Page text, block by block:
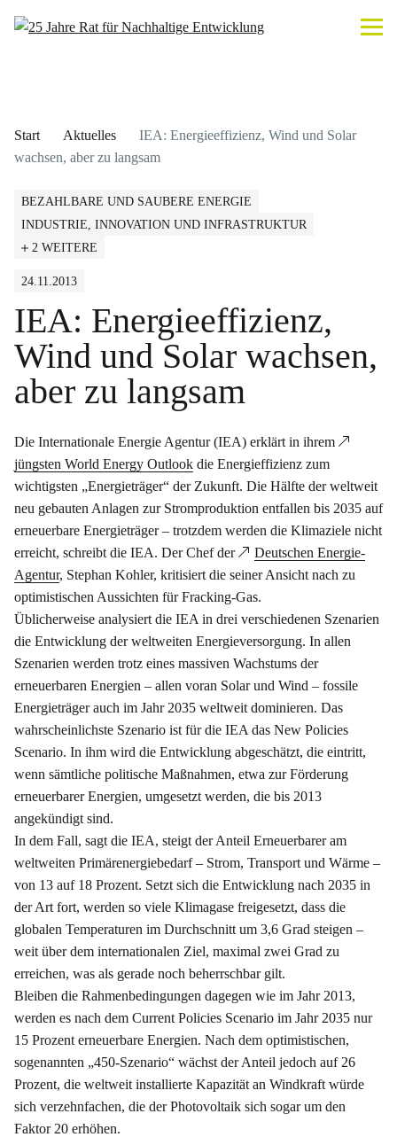
Start Aktuelles
IEA: Energieeffizienz, Wind und Solar
wachsen, aber zu langsam
BEZAHLBARE UND SAUBERE ENERGIE
INDUSTRIE, INNOVATION UND INFRASTRUKTUR
2 WEITERE
24.11.2013
IEA: Energieeffizienz,
Wind und Solar wachsen,
aber zu langsam
Die Internationale Energie Agentur (IEA) erklärt in ihrem
jüngsten World Energy Outlook die Energieffizienz zum
wichtigsten „Energieträger“ der Zukunft. Die Hälfte der weltweit
neu gebauten Anlagen zur Stromproduktion entfallen bis 2035 auf
erneuerbare Energieträger – trotzdem werden die Klimaziele nicht
erreicht, schreibt die IEA. Der Chef der
Deutschen Energie-
Agentur, Stephan Kohler, kritisiert die seiner Ansicht nach zu
optimistischen Aussichten für Fracking-Gas.
Üblicherweise analysiert die IEA in drei verschiedenen Szenarien
die Entwicklung der weltweiten Energieversorgung. In allen
Szenarien werden trotz eines massiven Wachstums der
erneuerbaren Energien – allen voran Solar und Wind – fossile
Energieträger auch im Jahr 2035 weltweit dominieren. Das
wahrscheinlichste Szenario ist für die IEA das New Policies
Scenario. In ihm wird die Entwicklung abgeschätzt, die eintritt,
wenn sämtliche politische Maßnahmen, etwa zur Förderung
erneuerbarer Energien, umgesetzt werden, die bis 2013
angekündigt sind.
In dem Fall, sagt die IEA, steigt der Anteil Erneuerbarer am
weltweiten Primärenergiebedarf – Strom, Transport und Wärme –
von 13 auf 18 Prozent. Setzt sich die Entwicklung nach 2035 in
der Art fort, werden so viele Klimagase freigesetzt, dass die
globalen Temperaturen im Durchschnitt um 3,6 Grad steigen –
weit über dem internationalen Ziel, maximal zwei Grad zu
erreichen, was als gerade noch beherrschbar gilt.
Bleiben die Rahmenbedingungen dagegen wie im Jahr 2013,
werden es nach dem Current Policies Scenario im Jahr 2035 nur
15 Prozent erneuerbare Energien. Nach dem optimistischen,
sogenannten „450-Szenario“ wächst der Anteil jedoch auf 26
Prozent, die weltweit installierte Kapazität an Windkraft würde
sich verzehnfachen, die der Photovoltaik sich sogar um den
Faktor 20 erhöhen.